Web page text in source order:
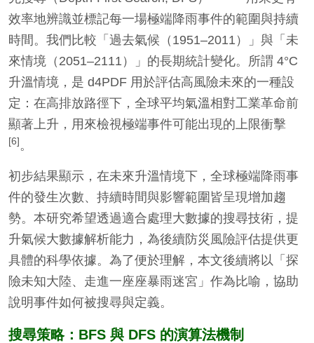
效率地辨識並標記每一場極端降雨事件的範圍與持續
時間。我們比較「過去氣候（1951–2011）」與「未
來情境（2051–2111）」的長期統計變化。所謂 4°C
升溫情境，是 d4PDF 用於評估高風險未來的一種設
定：在高排放路徑下，全球平均氣溫相對工業革命前
顯著上升，用來檢視極端事件可能出現的上限衝擊
[6] 。
初步結果顯示，在未來升溫情境下，全球極端降雨事
件的發生次數、持續時間與影響範圍皆呈現增加趨
勢。本研究希望透過適合處理大數據的搜尋技術，提
升氣候大數據解析能力，為後續防災風險評估提供更
具體的科學依據。為了便於理解，本文後續將以「探
險未知大陸、走進一座座暴雨迷宮」作為比喻，協助
說明事件如何被搜尋與定義。
搜尋策略：BFS 與 DFS 的演算法機制